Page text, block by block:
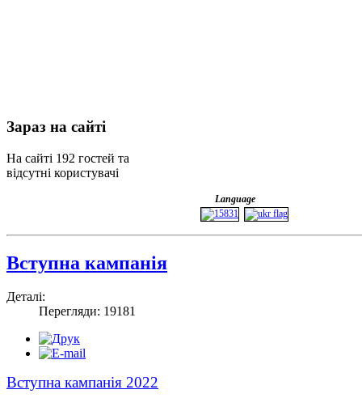
Зараз на сайті
На сайті 192 гостей та
відсутні користувачі
Language
Вступна кампанія
Деталі:
Перегляди: 19181
Вступна кампанія 2022